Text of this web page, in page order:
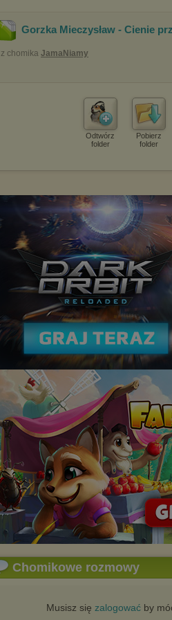
Gorzka Mieczysław - Cienie
z chomika JamaNiamy
Odtwórz
folder
Pobierz
folder
Chomikowe rozmowy
Musisz się zalogowaćby